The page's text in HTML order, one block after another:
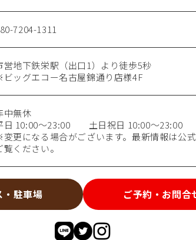
7204-1311
営地下鉄栄駅（出口1）より徒歩5秒
ッグエコー名古屋錦通り店様4F
中無休
日 10:00〜23:00 土日祝日 10:00〜23:00
更になる場合がございます。最新情報は公
覧ください。
・駐車場 ご予約・お問合